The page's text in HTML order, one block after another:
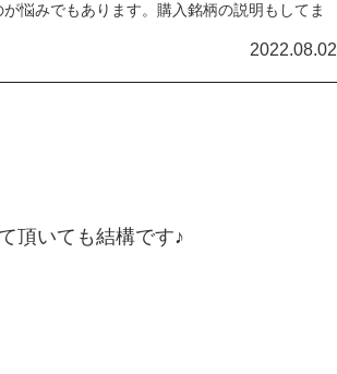
悩みでもあります。購入銘柄の説明もしてま
2022.08.02
頂いても結構です♪